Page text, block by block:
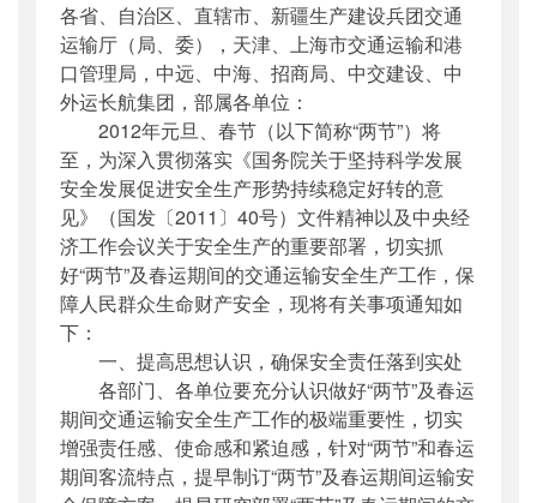
公开日期：2011年12月15日
主题词：
交通运输安全;春运;元旦;通知;
机构分类：
安全与质量监督管理司
主题分类： 安全质量
公文类型：部明电或部办公厅明电
各省、自治区、直辖市、新疆生产建设兵团交通
运输厅（局、委），天津、上海市交通运输和港
口管理局，中远、中海、招商局、中交建设、中
外运长航集团，部属各单位：
2012年元旦、春节（以下简称“两节”）将
至，为深入贯彻落实《国务院关于坚持科学发展
安全发展促进安全生产形势持续稳定好转的意
见》（国发〔2011〕40号）文件精神以及中央经
济工作会议关于安全生产的重要部署，切实抓
好“两节”及春运期间的交通运输安全生产工作，保
障人民群众生命财产安全，现将有关事项通知如
下：
一、提高思想认识，确保安全责任落到实处
各部门、各单位要充分认识做好“两节”及春运
期间交通运输安全生产工作的极端重要性，切实
增强责任感、使命感和紧迫感，针对“两节”和春运
期间客流特点，提早制订“两节”及春运期间运输安